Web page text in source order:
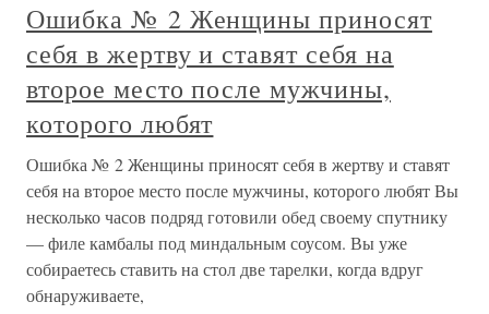
Ошибка № 2 Женщины приносят
себя в жертву и ставят себя на
второе место после мужчины,
которого любят
Ошибка № 2 Женщины приносят себя в жертву и ставят
себя на второе место после мужчины, которого любят Вы
несколько часов подряд готовили обед своему спутнику
— филе камбалы под миндальным соусом. Вы уже
собираетесь ставить на стол две тарелки, когда вдруг
обнаруживаете,